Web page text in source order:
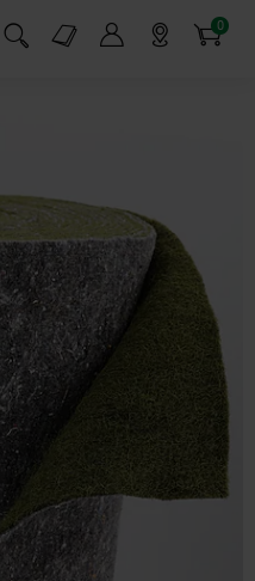
Suchfeld einblenden
Markt-Angebote 0
Artikel